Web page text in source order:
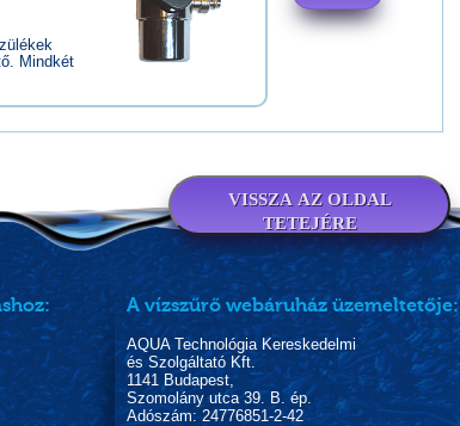
Mindkét
VISSZA AZ OLDAL
TETEJÉRE
A vízszűrő webáruház üzemeltetője:
AQUA Technológia Kereskedelmi
és Szolgáltató Kft.
1141 Budapest,
Szomolány utca 39. B. ép.
Adószám: 24776851-2-42